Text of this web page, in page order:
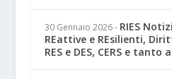
30 Gennaio 2026 - RIES
REattive e REsilienti,
RES e DES, CERS e tanto